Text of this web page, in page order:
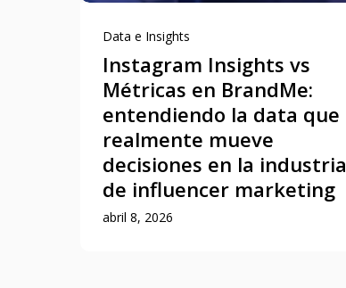
Data e Insights
Instagram Insights vs
Métricas en BrandMe:
entendiendo la data que
realmente mueve
decisiones en la industria
de influencer marketing
abril 8, 2026